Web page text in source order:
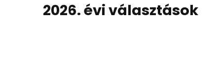
2026. évi választások